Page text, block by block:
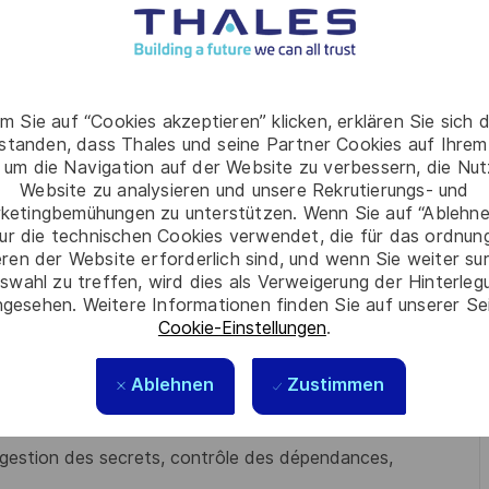
Sie auf “Cookies akzeptieren” klicken, erklären Sie sich
dass Thales und seine Partner Cookies auf
um die Navigation auf der Website zu verbessern, die
Website zu analysieren und unsere Rekrutierungs- und
zu unterstützen. Wenn Sie auf
die technischen Cookies verwendet, die für das
der Website erforderlich sind, und wenn Sie weiter
zu treffen, wird dies als Verweigerung der
Weitere Informationen finden Sie auf unserer
Cookie-Einstellungen.
Ablehnen Zustimmen
ou aide à la décision), en intégrant les bonnes
robustesse des pipelines et à la protection des
des briques agentiques destinées aux opérations
étroite avec les équipes Cyber Defense et l'AI
des techniques RAG, agents et automatisations IA
en solutions robustes et maintenables.
dans la durée.
les développements IA
de sécurité applicative dans le code produit, en
des secrets, contrôle des dépendances,